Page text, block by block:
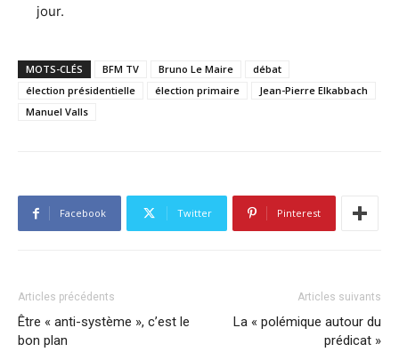
jour.
MOTS-CLÉS BFM TV Bruno Le Maire
débat
élection présidentielle
élection primaire
Jean-Pierre Elkabbach
Manuel Valls
Facebook Twitter Pinterest
Articles précédents
Être « anti-système », c’est le
bon plan
Articles suivants
La « polémique autour du
prédicat »